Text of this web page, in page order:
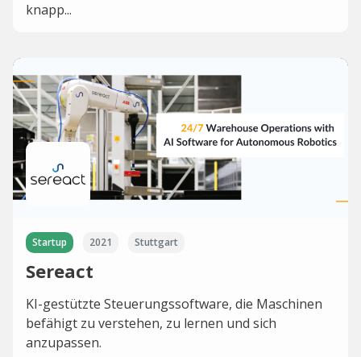
knapp...
Startup 2021 Stuttgart
Sereact
KI-gestützte Steuerungssoftware, die Maschinen
befähigt zu verstehen, zu lernen und sich
anzupassen.